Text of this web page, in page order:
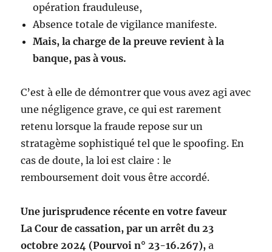
opération frauduleuse,
Absence totale de vigilance manifeste.
Mais, la charge de la preuve revient à la
banque, pas à vous.
C’est à elle de démontrer que vous avez agi avec
une négligence grave, ce qui est rarement
retenu lorsque la fraude repose sur un
stratagème sophistiqué tel que le spoofing. En
cas de doute, la loi est claire : le
remboursement doit vous être accordé.
Une jurisprudence récente en votre faveur
La Cour de cassation, par un arrêt du 23
octobre 2024 (Pourvoi n° 23-16.267), a